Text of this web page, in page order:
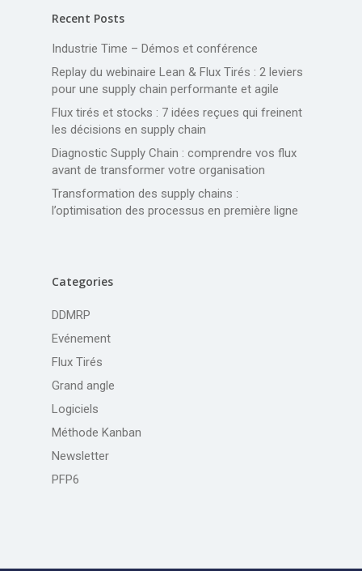
Recent Posts
Industrie Time – Démos et conférence
Replay du webinaire Lean & Flux Tirés : 2 leviers
pour une supply chain performante et agile
Flux tirés et stocks : 7 idées reçues qui freinent
les décisions en supply chain
Diagnostic Supply Chain : comprendre vos flux
avant de transformer votre organisation
Transformation des supply chains :
l’optimisation des processus en première ligne
Categories
DDMRP
Evénement
Flux Tirés
Grand angle
Logiciels
Méthode Kanban
Newsletter
PFP6